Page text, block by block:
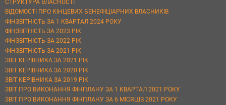
СТРУКТУРА ВЛАСНОСТІ
ВІДОМОСТІ ПРО КІНЦЕВИХ БЕНЕФІЦІАРНИХ ВЛАСНИКІВ
ФІНЗВІТНІСТЬ ЗА 1 КВАРТАЛ 2024 РОКУ
ФІНЗВІТНІСТЬ ЗА 2023 РІК
ФІНЗВІТНІСТЬ ЗА 2022 РІК
ФІНЗВІТНІСТЬ ЗА 2021 РІК
ЗВІТ КЕРІВНИКА ЗА 2021 РІК
ЗВІТ КЕРІВНИКА ЗА 2020 РІК
ЗВІТ КЕРІВНИКА ЗА 2019 РІК
ЗВІТ ПРО ВИКОНАННЯ ФІНПЛАНУ ЗА 1 КВАРТАЛ 2021 РОКУ
ЗВІТ ПРО ВИКОНАННЯ ФІНПЛАНУ ЗА 6 МІСЯЦІВ 2021 РОКУ